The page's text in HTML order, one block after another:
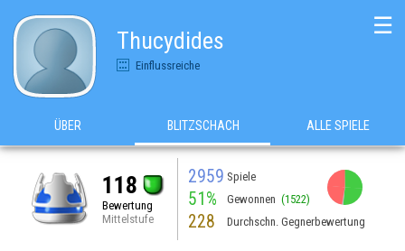
Thucydides
Einflussreiche
☰
ÜBER BLITZSCHACH ALLE SPIELE
118
Bewertung
Mittelstufe
2959 Spiele
51% Gewonnen (1522)
228 Durchschn. Gegnerbewertung